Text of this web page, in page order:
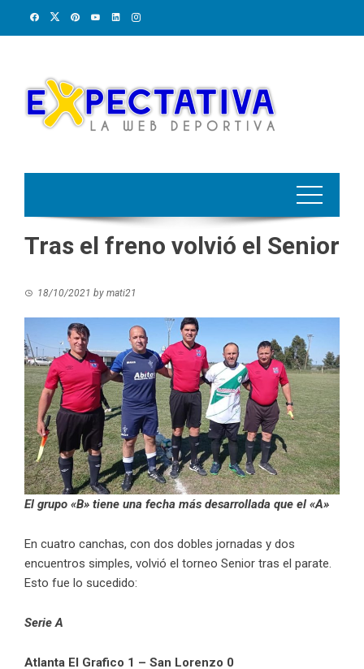
Tras el freno volvió el Senior
18/10/2021 by mati21
El grupo «B» tiene una fecha más desarrollada que el «A»
En cuatro canchas, con dos dobles jornadas y dos
encuentros simples, volvió el torneo Senior tras el parate.
Esto fue lo sucedido:
Serie A
Atlanta El Grafico 1 – San Lorenzo 0